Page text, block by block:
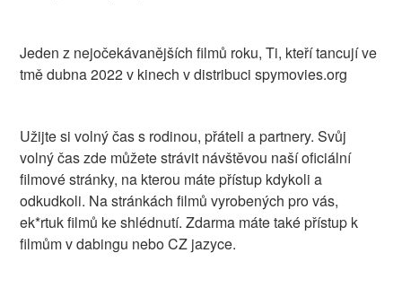
Jeden z nejočekávanějších filmů roku, Ti, kteří tancují ve
tmě dubna 2022 v kinech v distribuci spymovies.org
Užijte si volný čas s rodinou, přáteli a partnery. Svůj
volný čas zde můžete strávit návštěvou naší oficiální
filmové stránky, na kterou máte přístup kdykoli a
odkudkoli. Na stránkách filmů vyrobených pro vás,
ek*rtuk filmů ke shlédnutí. Zdarma máte také přístup k
filmům v dabingu nebo CZ jazyce.